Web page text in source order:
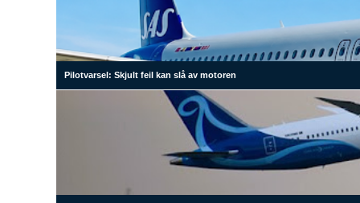
Pilotvarsel: Skjult feil kan slå av motoren